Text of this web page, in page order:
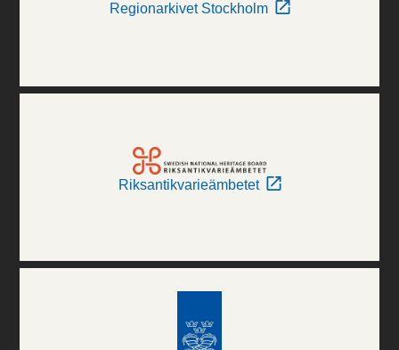
Regionarkivet Stockholm
Riksantikvarieämbetet